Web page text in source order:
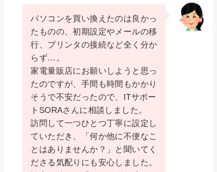
パソコンを買い換えたのは良かっ
たものの、初期設定やメールの移
行、プリンタの接続など全く分か
らず…。
家電量販店にお願いしようと思っ
たのですが、手間も時間もかかり
そうで不安だったので、ITサポー
トSORAさんに相談しました。
訪問して一つひとつ丁寧に設定し
ていただき、「何か他に不便なこ
とはありませんか？」と聞いてく
ださる気配りにも安心しました。